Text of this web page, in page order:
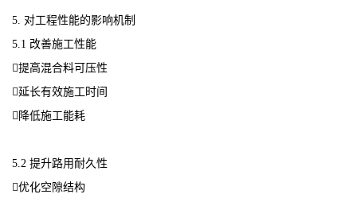
5. 对工程性能的影响机制
5.1 改善施工性能
提高混合料可压性
延长有效施工时间
降低施工能耗
5.2 提升路用耐久性
优化空隙结构